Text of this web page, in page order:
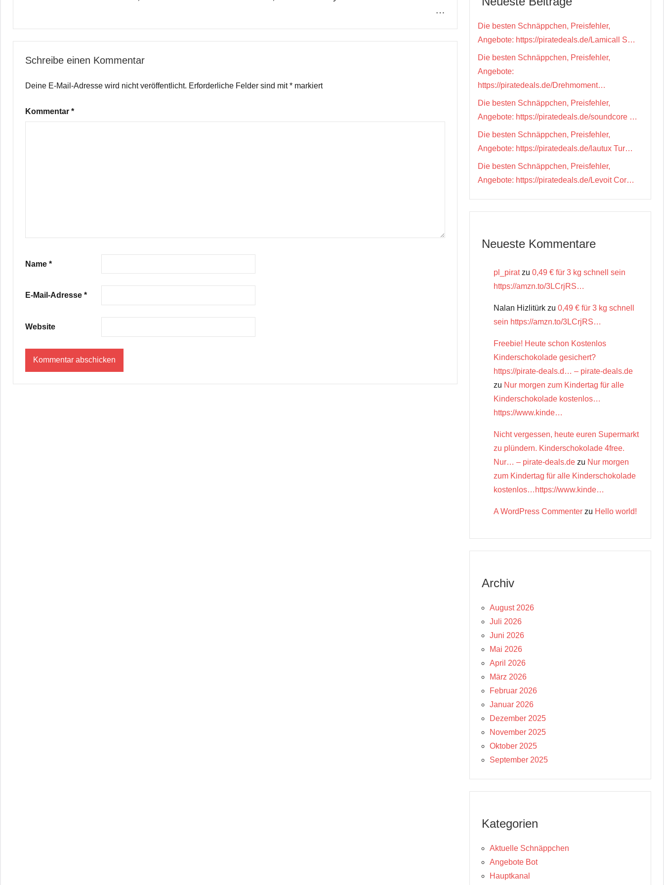
…
Schreibe einen Kommentar
Deine E-Mail-Adresse wird nicht veröffentlicht. Erforderliche Felder sind mit* markiert
Kommentar *
Name *
E-Mail-Adresse *
Website
Die besten Schnäppchen, Preisfehler,
Angebote: https://piratedeals.de/Lamicall S…
Die besten Schnäppchen, Preisfehler,
Angebote:
https://piratedeals.de/Drehmoment…
Die besten Schnäppchen, Preisfehler,
Angebote: https://piratedeals.de/soundcore …
Die besten Schnäppchen, Preisfehler,
Angebote: https://piratedeals.de/lautux Tur…
Die besten Schnäppchen, Preisfehler,
Angebote: https://piratedeals.de/Levoit Cor…
Neueste Kommentare
pl_piratzu 0,49 € für 3 kg schnell sein
https://amzn.to/3LCrjRS…
Nalan Hizlitürk zu 0,49 € für 3 kg schnell
sein https://amzn.to/3LCrjRS…
Freebie! Heute schon Kostenlos
Kinderschokolade gesichert?
https://pirate-deals.d… – pirate-deals.de
zu Nur morgen zum Kindertag für alle
Kinderschokolade kostenlos…
https://www.kinde…
Nicht vergessen, heute euren Supermarkt
zu plündern. Kinderschokolade 4free.
Nur… – pirate-deals.de zu Nur morgen
zum Kindertag für alle Kinderschokolade
kostenlos…https://www.kinde…
A WordPress Commenter zu Hello world!
Archiv
August 2026
Juli 2026
Juni 2026
Mai 2026
April 2026
März 2026
Februar 2026
Januar 2026
Dezember 2025
November 2025
Oktober 2025
September 2025
Kategorien
Aktuelle Schnäppchen
Angebote Bot
Hauptkanal